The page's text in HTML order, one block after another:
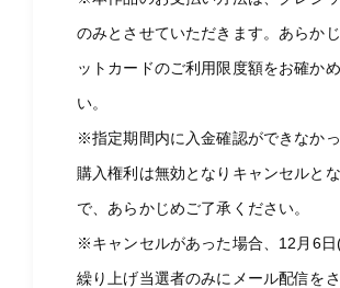
のみとさせていただきます。あらか
ットカードのご利用限度額をお確か
い。
※指定期間内に入金確認ができなかっ
購入権利は無効となりキャンセルと
で、あらかじめご了承ください。
※キャンセルがあった場合、12月6日
繰り上げ当選者のみにメール配信を